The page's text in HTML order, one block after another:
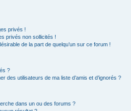
privés !
privés non sollicités !
de la part de quelqu’un sur ce forum !
?
des utilisateurs de ma liste d’amis et d’ignorés ?
dans un ou des forums ?